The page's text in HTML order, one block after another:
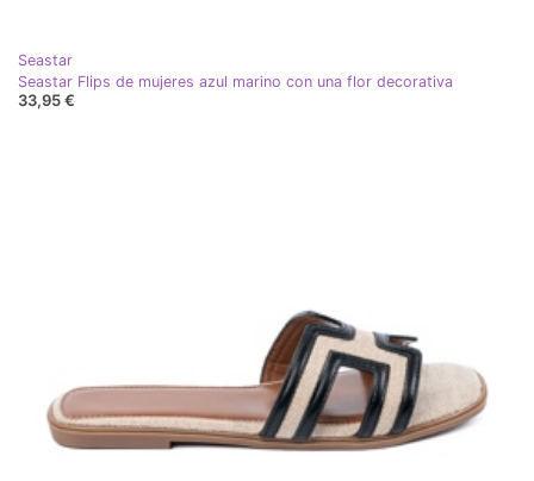
Seastar
Seastar Flips de mujeres azul marino con una flor decorativa
33,95 €